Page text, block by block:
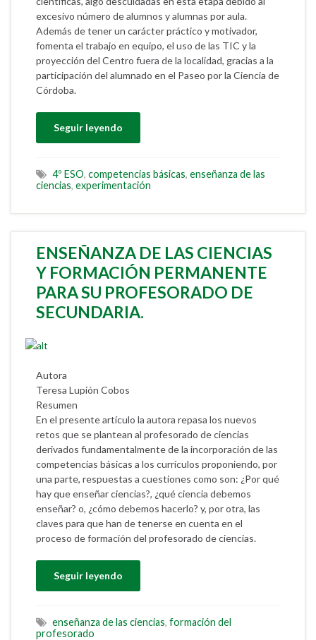
excesivo número de alumnos y alumnas por aula.
Además de tener un carácter práctico y motivador,
fomenta el trabajo en equipo, el uso de las TIC y la
proyección del Centro fuera de la localidad, gracias a la
participación del alumnado en el Paseo por la Ciencia de
Córdoba.
Seguir leyendo
4º ESO, competencias básicas, enseñanza de las
ciencias, experimentación
ENSEÑANZA DE LAS CIENCIAS
Y FORMACIÓN PERMANENTE
PARA SU PROFESORADO DE
SECUNDARIA.
Autora
Teresa Lupión Cobos
Resumen
En el presente artículo la autora repasa los nuevos
retos que se plantean al profesorado de ciencias
derivados fundamentalmente de la incorporación de las
competencias básicas a los currículos proponiendo, por
una parte, respuestas a cuestiones como son: ¿Por qué
hay que enseñar ciencias?, ¿qué ciencia debemos
enseñar? o, ¿cómo debemos hacerlo? y, por otra, las
claves para que han de tenerse en cuenta en el
proceso de formación del profesorado de ciencias.
Seguir leyendo
enseñanza de las ciencias, formación del
profesorado